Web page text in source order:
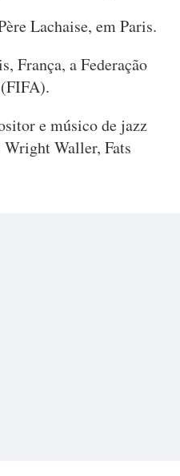
Lachaise, em Paris.
França, a Federação
e músico de jazz
Waller, Fats